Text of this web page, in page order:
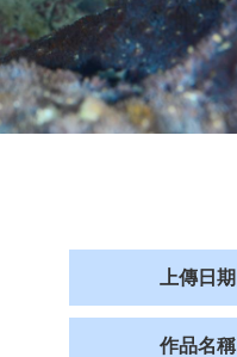
上傳日期
作品名稱